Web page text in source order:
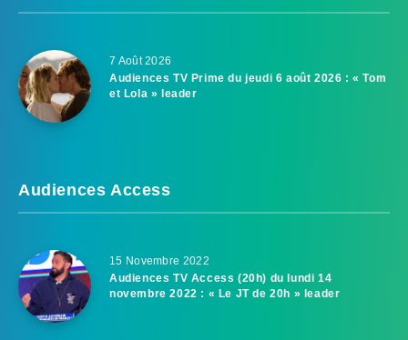
7 Août 2026
Audiences TV Prime du jeudi 6 août 2026 : « Tom
et Lola » leader
Audiences Access
15 Novembre 2022
Audiences TV Access (20h) du lundi 14
novembre 2022 : « Le JT de 20h » leader